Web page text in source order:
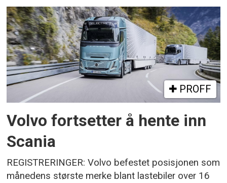
PROFF
Volvo fortsetter å hente inn
Scania
REGISTRERINGER: Volvo befestet posisjonen som
månedens største merke blant lastebiler over 16